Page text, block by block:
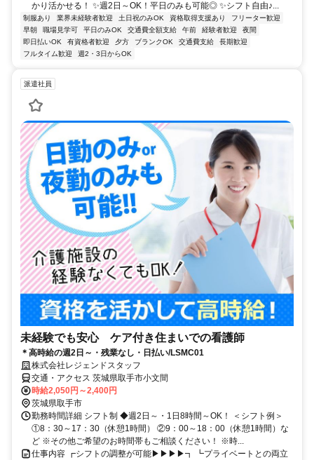
かり活かせる！ ✨週2日～OK！平日のみも可能◎ ✨シフト自由♪...
制服あり 業界未経験者歓迎 土日祝のみOK 資格取得支援あり
フリーター歓迎
早朝
職場見学可 平日のみOK 交通費全額支給 午前 経験者歓迎
夜間
即日払いOK
有資格者歓迎 夕方 ブランクOK 交通費支給
長期歓迎
フルタイム歓迎
週2・3日からOK
派遣社員
未経験でも安心 ケア付き住まいでの看護師
＊高時給の週2日～・残業なし・日払い/LSMC01
株式会社レジェンドスタッフ
交通・アクセス 茨城県取手市小文間
時給2,050円～2,400円
茨城県取手市
勤務時間詳細 シフト制 ◆週2日～・1日8時間～OK！ ＜シフト例＞
①8：30～17：30（休憩1時間） ②9：00～18：00（休憩1時間）な
ど ※その他ご希望のお時間帯もご相談ください！ ※時...
仕事内容 ┏シフトの調整が可能▶▶▶▶┓ ┗プライベートとの両立